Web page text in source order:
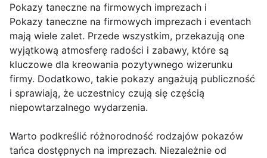
Pokazy taneczne na firmowych imprezach i
Pokazy taneczne na firmowych imprezach i eventach
mają wiele zalet. Przede wszystkim, przekazują one
wyjątkową atmosferę radości i zabawy, które są
kluczowe dla kreowania pozytywnego wizerunku
firmy. Dodatkowo, takie pokazy angażują publiczność
i sprawiają, że uczestnicy czują się częścią
niepowtarzalnego wydarzenia.
Warto podkreślić różnorodność rodzajów pokazów
tańca dostępnych na imprezach. Niezależnie od